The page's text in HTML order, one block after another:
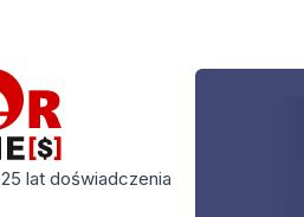
25 lat doświadczenia